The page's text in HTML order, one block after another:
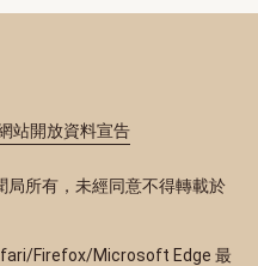
站開放資料宣告
局所有，未經同意不得轉載於
Firefox/Microsoft Edge 最